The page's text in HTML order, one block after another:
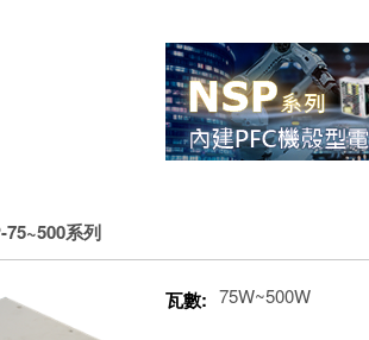
75~500系列
瓦數: 75W~500W